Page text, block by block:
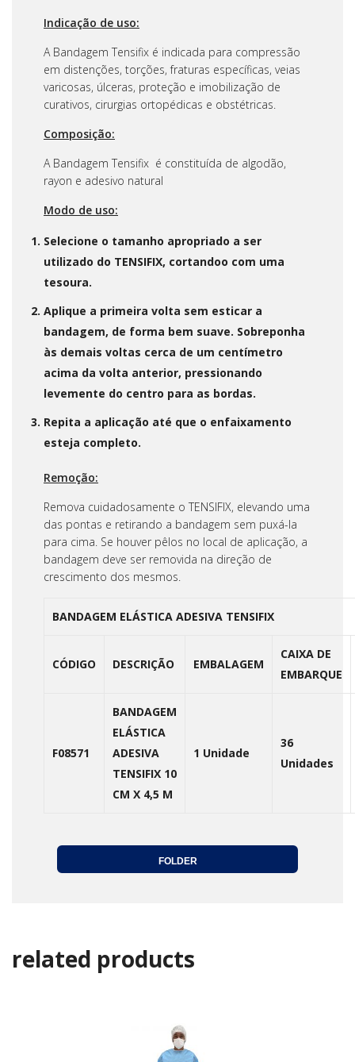
Indicação de uso:
A Bandagem Tensifix é indicada para compressão
em distenções, torções, fraturas específicas, veias
varicosas, úlceras, proteção e imobilização de
curativos, cirurgias ortopédicas e obstétricas.
Composição:
A Bandagem Tensifix é constituída de algodão,
rayon e adesivo natural
Modo de uso:
Selecione o tamanho apropriado a ser
utilizado do TENSIFIX, cortandoo com uma
tesoura.
Aplique a primeira volta sem esticar a
bandagem, de forma bem suave. Sobreponha
às demais voltas cerca de um centímetro
acima da volta anterior, pressionando
levemente do centro para as bordas.
Repita a aplicação até que o enfaixamento
esteja completo.
Remoção:
Remova cuidadosamente o TENSIFIX, elevando uma
das pontas e retirando a bandagem sem puxá-la
para cima. Se houver pêlos no local de aplicação, a
bandagem deve ser removida na direção de
crescimento dos mesmos.
BANDAGEM ELÁSTICA ADESIVA TENSIFIX
CÓDIGO DESCRIÇÃO EMBALAGEM
CAIXA DE
EMBARQUE
F08571
BANDAGEM
ELÁSTICA
ADESIVA
TENSIFIX 10
CM X 4,5 M
1 Unidade
36
Unidades
FOLDER
related products